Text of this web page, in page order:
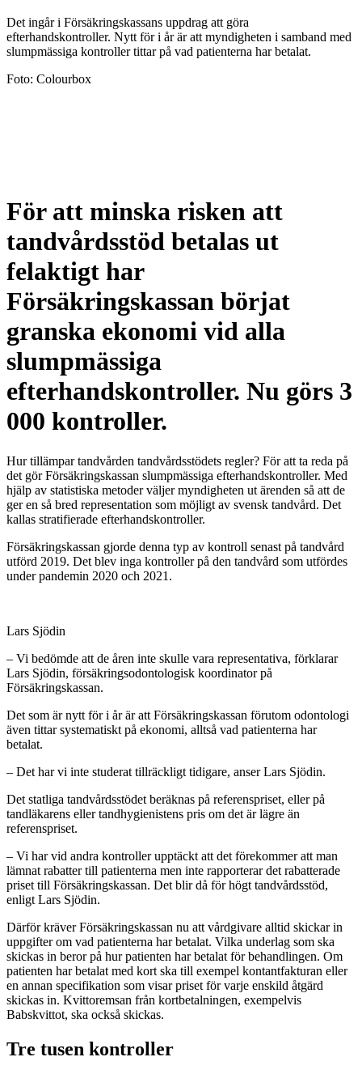
Det ingår i Försäkringskassans uppdrag att göra
efterhandskontroller. Nytt för i år är att myndigheten i samband med
slumpmässiga kontroller tittar på vad patienterna har betalat.
Foto: Colourbox
För att minska risken att
tandvårdsstöd betalas ut
felaktigt har
Försäkringskassan börjat
granska ekonomi vid alla
slumpmässiga
efterhandskontroller. Nu görs 3
000 kontroller.
Hur tillämpar tandvården tandvårdsstödets regler? För att ta reda på
det gör Försäkringskassan slumpmässiga efterhandskontroller. Med
hjälp av statistiska metoder väljer myndigheten ut ärenden så att de
ger en så bred representation som möjligt av svensk tandvård. Det
kallas stratifierade efterhandskontroller.
Försäkringskassan gjorde denna typ av kontroll senast på tandvård
utförd 2019. Det blev inga kontroller på den tandvård som utfördes
under pandemin 2020 och 2021.
Lars Sjödin
– Vi bedömde att de åren inte skulle vara representativa, förklarar
Lars Sjödin, försäkringsodontologisk koordinator på
Försäkringskassan.
Det som är nytt för i år är att Försäkringskassan förutom odontologi
även tittar systematiskt på ekonomi, alltså vad patienterna har
betalat.
– Det har vi inte studerat tillräckligt tidigare, anser Lars Sjödin.
Det statliga tandvårdsstödet beräknas på referenspriset, eller på
tandläkarens eller tandhygienistens pris om det är lägre än
referenspriset.
– Vi har vid andra kontroller upptäckt att det förekommer att man
lämnat rabatter till patienterna men inte rapporterar det rabatterade
priset till Försäkringskassan. Det blir då för högt tandvårdsstöd,
enligt Lars Sjödin.
Därför kräver Försäkringskassan nu att vårdgivare alltid skickar in
uppgifter om vad patienterna har betalat. Vilka underlag som ska
skickas in beror på hur patienten har betalat för behandlingen. Om
patienten har betalat med kort ska till exempel kontantfakturan eller
en annan specifikation som visar priset för varje enskild åtgärd
skickas in. Kvittoremsan från kortbetalningen, exempelvis
Babskvittot, ska också skickas.
Tre tusen kontroller